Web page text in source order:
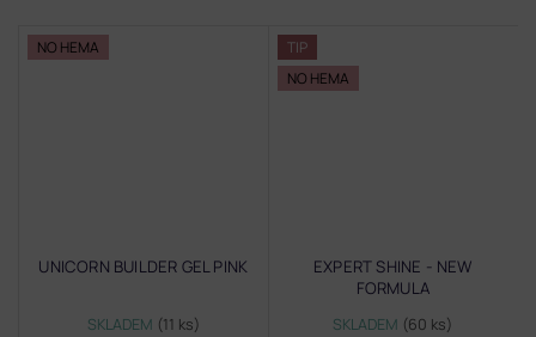
NO HEMA
UNICORN BUILDER GEL PINK
SKLADEM (11 ks)
TIP
NO HEMA
EXPERT SHINE - NEW
FORMULA
SKLADEM (60 ks)